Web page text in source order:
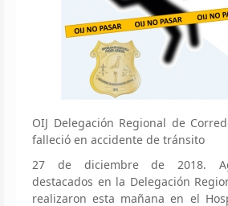
OIJ Delegación Regional de
falleció en accidente de tránsito
27 de diciembre de 2018.
destacados en la Delegación
realizaron esta mañana en el